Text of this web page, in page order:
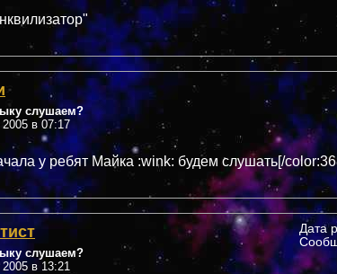
слушаем?
в 07:17
у ребят Майка :wink: будем слушать[/
слушаем?
в 13:21
Дата